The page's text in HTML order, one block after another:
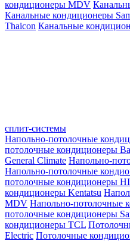
кондиционеры MDV
Канальные кондиционеры
Thaicon Канальные
сплит-системы
Напольно-потолочные
потолочные кондиционеры
General Climate Напольно-
Напольно-потолочные
потолочные кондиционеры
кондиционеры Kentatsu
MDV Напольно-потолочные
потолочные кондиционеры
кондиционеры TCL
Electric Потолочные